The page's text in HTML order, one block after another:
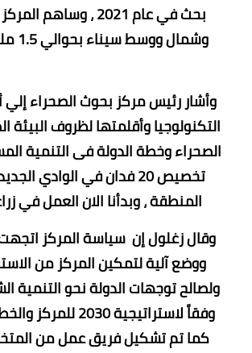
بحث في عام 2021
التكنولوجيا وأقلمتها لظروف
الصحراء وخطة الدولة فى التنمية
تخصيص 20 فدان في
المنطقة ، وبدأنا الان العمل في زراعة
وقال زغلول إن سياسة المركز اتجهت
ووضع آلية لتمكين المركز من
ولصالح توجهات الدولة نحو
كما تم تشكيل فريق عمل من